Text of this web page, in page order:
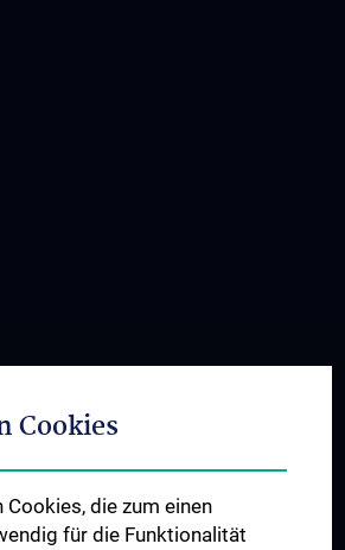
Cookies
Cookies, die zum einen
für die Funktionalität